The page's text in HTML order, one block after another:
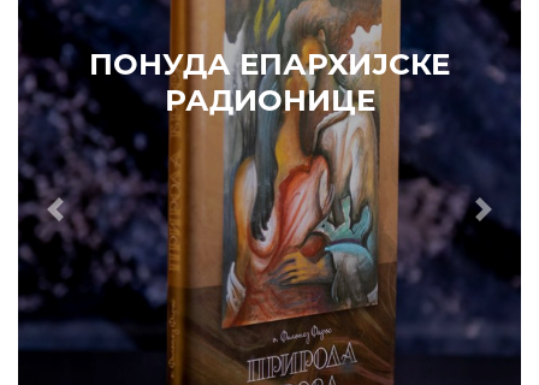
ПОНУДА ЕПАРХИЈСКЕ
РАДИОНИЦЕ
Prethodni